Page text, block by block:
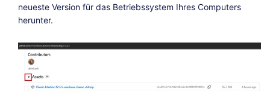
neueste Version für das Betriebssystem Ihres Computers
herunter.